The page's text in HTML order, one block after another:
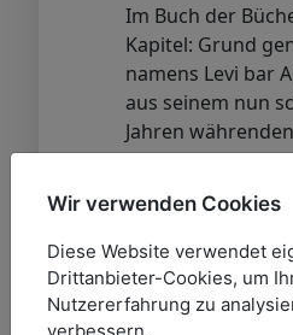
Im Buch der
Kapitel: Grund
namens Levi bar
aus seinem nun
Jahren
wecken. Unter
Augen von Engel
über die
Josua, auch unter
H. Christus
Biff ist der einzige
Wir verwenden Cookies
Diese Website verwendet
Drittanbieter-Cookies, um
Nutzererfahrung zu